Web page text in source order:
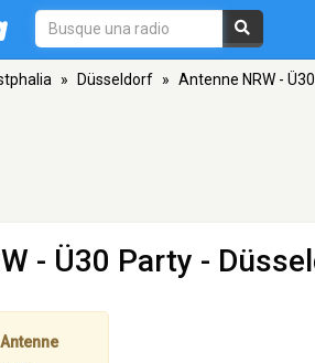
» Düsseldorf » Antenne NRW -
- Ü30 Party -
Antenne